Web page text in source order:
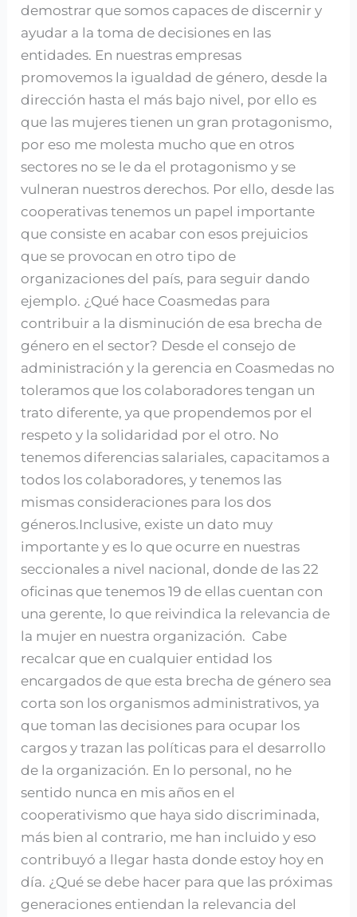
demostrar que somos capaces de discernir y
ayudar a la toma de decisiones en las
entidades. En nuestras empresas
promovemos la igualdad de género, desde la
dirección hasta el más bajo nivel, por ello es
que las mujeres tienen un gran protagonismo,
por eso me molesta mucho que en otros
sectores no se le da el protagonismo y se
vulneran nuestros derechos. Por ello, desde las
cooperativas tenemos un papel importante
que consiste en acabar con esos prejuicios
que se provocan en otro tipo de
organizaciones del país, para seguir dando
ejemplo. ¿Qué hace Coasmedas para
contribuir a la disminución de esa brecha de
género en el sector? Desde el consejo de
administración y la gerencia en Coasmedas no
toleramos que los colaboradores tengan un
trato diferente, ya que propendemos por el
respeto y la solidaridad por el otro. No
tenemos diferencias salariales, capacitamos a
todos los colaboradores, y tenemos las
mismas consideraciones para los dos
géneros.Inclusive, existe un dato muy
importante y es lo que ocurre en nuestras
seccionales a nivel nacional, donde de las 22
oficinas que tenemos 19 de ellas cuentan con
una gerente, lo que reivindica la relevancia de
la mujer en nuestra organización. Cabe
recalcar que en cualquier entidad los
encargados de que esta brecha de género sea
corta son los organismos administrativos, ya
que toman las decisiones para ocupar los
cargos y trazan las políticas para el desarrollo
de la organización. En lo personal, no he
sentido nunca en mis años en el
cooperativismo que haya sido discriminada,
más bien al contrario, me han incluido y eso
contribuyó a llegar hasta donde estoy hoy en
día. ¿Qué se debe hacer para que las próximas
generaciones entiendan la relevancia del